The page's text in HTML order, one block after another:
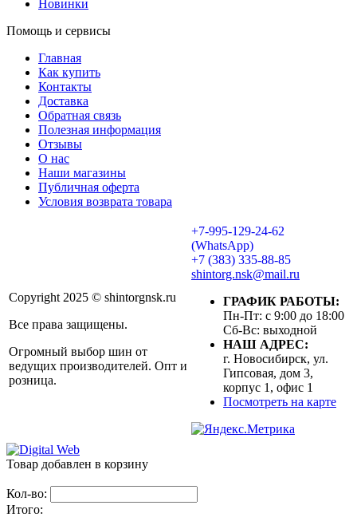
Новинки
Помощь и сервисы
Главная
Как купить
Контакты
Доставка
Обратная связь
Полезная информация
Отзывы
О нас
Наши магазины
Публичная оферта
Условия возврата товара
Copyright 2025 © shintorgnsk.ru
Все права защищены.
Огромный выбор шин от
ведущих производителей. Опт и
розница.
+7-995-129-24-62
(WhatsApp)
+7 (383) 335-88-85
shintorg.nsk@mail.ru
ГРАФИК РАБОТЫ:
Пн-Пт: с 9:00 до 18:00
Сб-Вс: выходной
НАШ АДРЕС:
г. Новосибирск, ул.
Гипсовая, дом 3,
корпус 1, офис 1
Посмотреть на карте
Товар добавлен в корзину
Кол-во:
Итого: